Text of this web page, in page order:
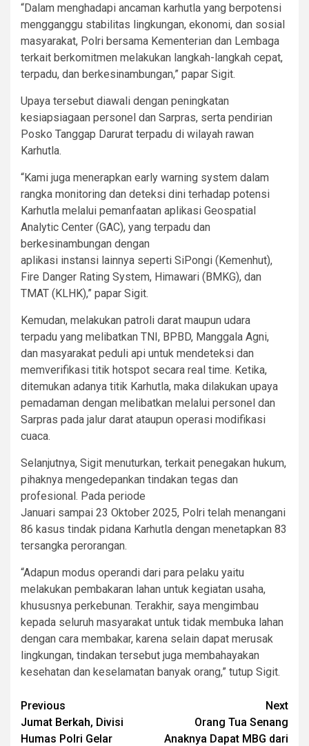
“Dalam menghadapi ancaman karhutla yang berpotensi
mengganggu stabilitas lingkungan, ekonomi, dan sosial
masyarakat, Polri bersama Kementerian dan Lembaga
terkait berkomitmen melakukan langkah-langkah cepat,
terpadu, dan berkesinambungan,” papar Sigit.
Upaya tersebut diawali dengan peningkatan
kesiapsiagaan personel dan Sarpras, serta pendirian
Posko Tanggap Darurat terpadu di wilayah rawan
Karhutla.
“Kami juga menerapkan early warning system dalam
rangka monitoring dan deteksi dini terhadap potensi
Karhutla melalui pemanfaatan aplikasi Geospatial
Analytic Center (GAC), yang terpadu dan
berkesinambungan dengan
aplikasi instansi lainnya seperti SiPongi (Kemenhut),
Fire Danger Rating System, Himawari (BMKG), dan
TMAT (KLHK),” papar Sigit.
Kemudan, melakukan patroli darat maupun udara
terpadu yang melibatkan TNI, BPBD, Manggala Agni,
dan masyarakat peduli api untuk mendeteksi dan
memverifikasi titik hotspot secara real time. Ketika,
ditemukan adanya titik Karhutla, maka dilakukan upaya
pemadaman dengan melibatkan melalui personel dan
Sarpras pada jalur darat ataupun operasi modifikasi
cuaca.
Selanjutnya, Sigit menuturkan, terkait penegakan hukum,
pihaknya mengedepankan tindakan tegas dan
profesional. Pada periode
Januari sampai 23 Oktober 2025, Polri telah menangani
86 kasus tindak pidana Karhutla dengan menetapkan 83
tersangka perorangan.
“Adapun modus operandi dari para pelaku yaitu
melakukan pembakaran lahan untuk kegiatan usaha,
khususnya perkebunan. Terakhir, saya mengimbau
kepada seluruh masyarakat untuk tidak membuka lahan
dengan cara membakar, karena selain dapat merusak
lingkungan, tindakan tersebut juga membahayakan
kesehatan dan keselamatan banyak orang,” tutup Sigit.
Post
navigation
Previous
Jumat Berkah, Divisi
Humas Polri Gelar
Next
Orang Tua Senang
Anaknya Dapat MBG dari